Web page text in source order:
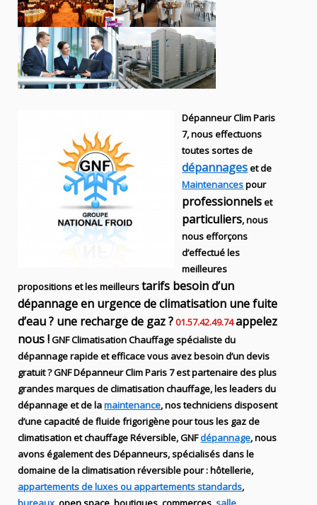
Dépanneur Clim Paris
7, nous effectuons
toutes sortesde
dépannageset de
Maintenancespour
professionnelset
particuliers, nous
nous efforçons
d’effectué les
meilleures
propositions et les meilleurstarifs besoin d’un
dépannage en urgence de climatisation une fuite
d’eau ? une recharge de gaz ?01.57.42.49.74appelez
nous !GNFClimatisation Chauffage spécialiste du
dépannage rapide et efficacevous avez besoin d’un devis
gratuit ? GNF DépanneurClim Paris 7est partenaire des plus
grandes marques declimatisation chauffage, les leadersdu
dépannageet delamaintenance, nos techniciens disposent
d’une capacité de fluidefrigorigène pour tous les gaz de
climatisation et chauffage Réversible, GNFdépannage, nous
avons également des Dépanneurs,spécialisés dans le
domaine de laclimatisation réversiblepour : hôtellerie,
appartements de luxes ou appartements standards,